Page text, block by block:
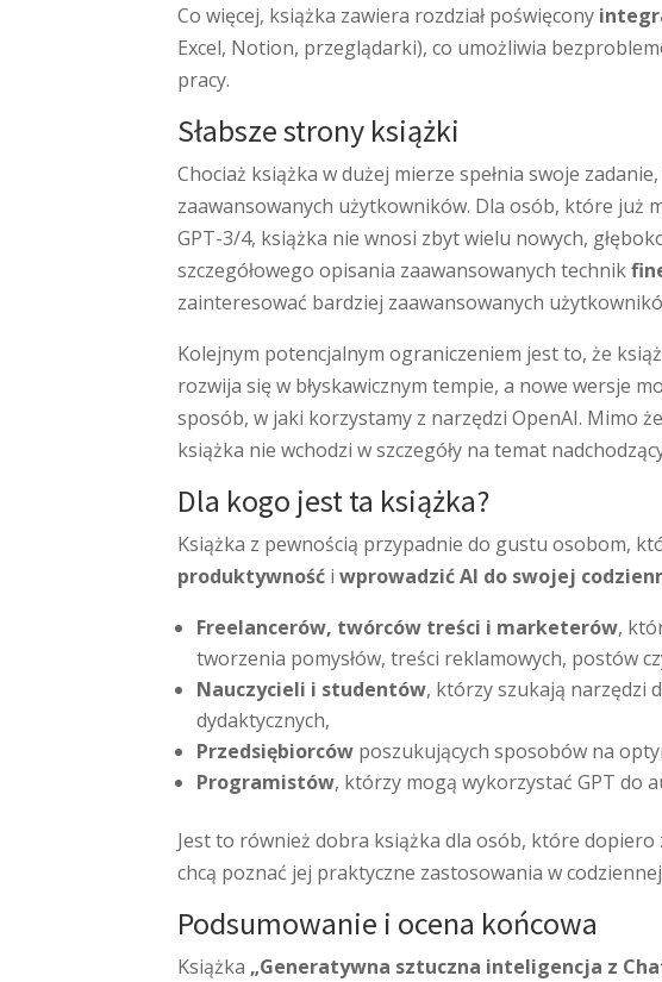
Co więcej, książka zawiera rozdział poświęcony
Excel, Notion, przeglądarki), co umożliwia
pracy.
Słabsze strony książki
Chociaż książka w dużej mierze spełnia swoje
zaawansowanych użytkowników. Dla osób, które już
GPT-3/4, książka nie wnosi zbyt wielu nowych,
szczegółowego opisania zaawansowanych technik
zainteresować bardziej zaawansowanych
Kolejnym potencjalnym ograniczeniem jest to, że
rozwija się w błyskawicznym tempie, a nowe wersje
sposób, w jaki korzystamy z narzędzi OpenAI. Mimo
książka nie wchodzi w szczegóły na temat
Dla kogo jest ta książka?
Książka z pewnością przypadnie do gustu osobom,
produktywność iwprowadzić AI do swojej
Freelancerów, twórców treści i marketerów,
tworzenia pomysłów, treści reklamowych, postów
Nauczycieli i studentów, którzy szukają narzędzi
dydaktycznych,
Przedsiębiorców poszukujących sposobów na
Programistów, którzy mogą wykorzystać GPT do
Jest to również dobra książka dla osób, które
chcą poznać jej praktyczne zastosowania w
Podsumowanie i ocena końcowa
Książka „Generatywna sztuczna inteligencja z